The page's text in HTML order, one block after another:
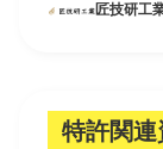
匠技研工
特許関連